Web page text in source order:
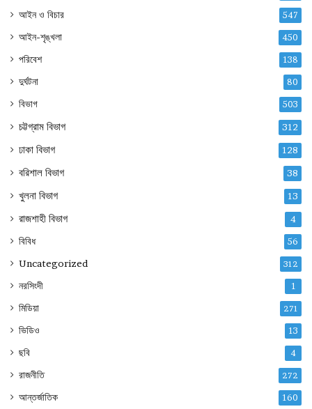
আইন ও বিচার 547
আইন-শৃঙ্খলা 450
পরিবেশ 138
দুর্ঘটনা 80
বিভাগ 503
চট্টগ্রাম বিভাগ 312
ঢাকা বিভাগ 128
বরিশাল বিভাগ 38
খুলনা বিভাগ 13
রাজশাহী বিভাগ 4
বিবিধ 56
Uncategorized 312
নরসিংদী 1
মিডিয়া 271
ভিডিও 13
ছবি 4
রাজনীতি 272
আন্তর্জাতিক 160